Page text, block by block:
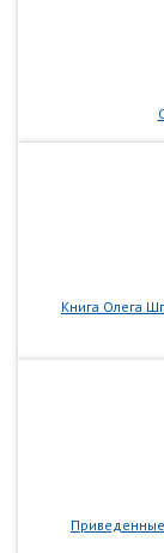
Книга Олега
Приведенные